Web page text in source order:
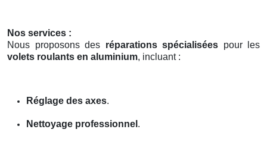
Nos services :
Nous proposons des réparations spécialisées pour les
volets roulants en aluminium, incluant :
Réglage des axes.
Nettoyage professionnel .